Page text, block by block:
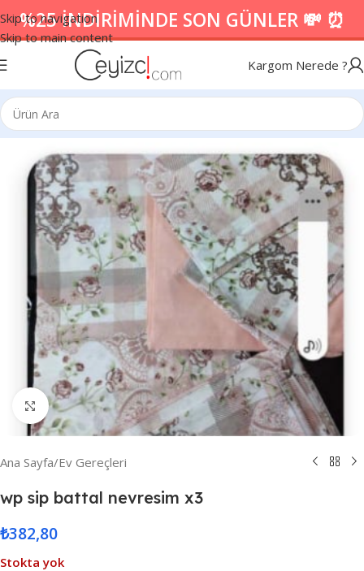
Skip to navigation
Skip to main content
%25 İNDİRİMİNDE SON GÜNLER 💸 ⏰
Kargom Nerede ?
Resmi Büyüt
Ana Sayfa/Ev Gereçleri
wp sip battal nevresim x3
₺382,80
Stokta yok